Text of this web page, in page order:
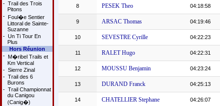
- Trail des Trois
Pitons
- Foul�e Sentier
Littoral de Sainte-
Suzanne
- Un Ti Tour En
Plus
Hors Réunion
- M�ribel Trails et
Km Vertical
- Sierre Zinal
- Trail des 6
Burons
- Trail Championnat
du Canigou
(Canig�)
8 PESEK Theo 04:18:58
9 ARSAC Thomas 04:19:46
10 SEVESTRE Cyrille 04:22:23
11 RALET Hugo 04:22:31
12 MOUSSU Benjamin 04:23:24
13 DURAND Franck 04:25:13
14 CHATELLIER Stephane 04:26:07